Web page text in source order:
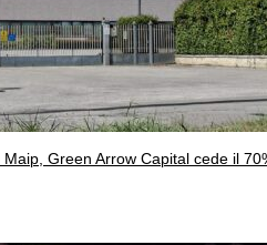
Maip, Green Arrow Capital cede il